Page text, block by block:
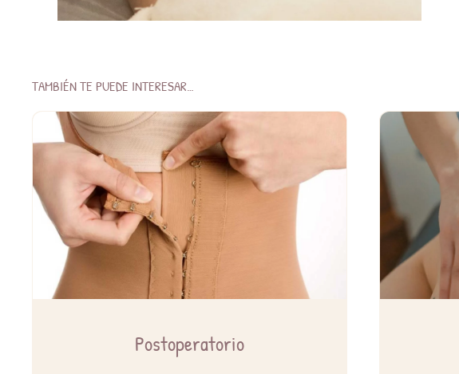
TAMBIÉN TE PUEDE INTERESAR…
Postoperatorio